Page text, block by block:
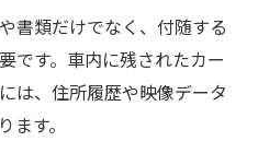
書類だけでなく、付随する
です。車内に残されたカー
は、住所履歴や映像データ
す。